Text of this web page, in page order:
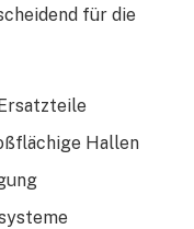
für die
Hallen